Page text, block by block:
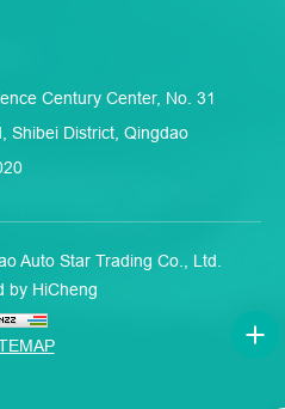
Century Center, No. 31
Shibei District, Qingdao
Auto Star Trading Co., Ltd.
by HiCheng